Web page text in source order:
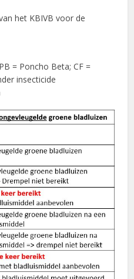
het KBIVB voor de
= Poncho Beta; CF =
insecticide